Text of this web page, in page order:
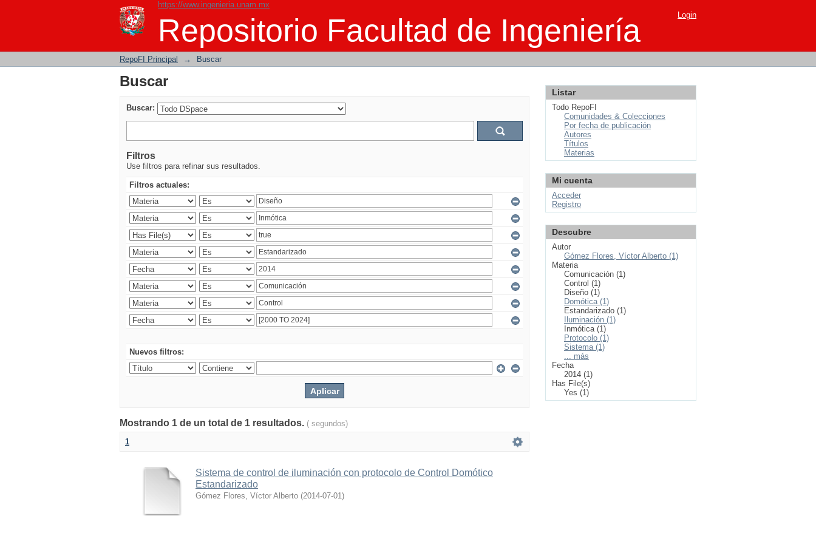
https://www.ingenieria.unam.mx
Repositorio Facultad de Ingeniería
Buscar Login
RepoFI Principal → Buscar
Buscar
Buscar:
Filtros
Use filtros para refinar sus resultados.
Filtros actuales:
Nuevos filtros:
Mostrando 1 de un total de 1 resultados. ( segundos)
1
Sistema de control de iluminación con protocolo de Control Domótico
Estandarizado
Gómez Flores, Víctor Alberto (2014-07-01)
Listar
Todo RepoFI
Comunidades & Colecciones
Por fecha de publicación
Autores
Títulos
Materias
Mi cuenta
Acceder
Registro
Descubre
Autor
Gómez Flores, Víctor Alberto (1)
Materia
Comunicación (1)
Control (1)
Diseño (1)
Domótica (1)
Estandarizado (1)
Iluminación (1)
Inmótica (1)
Protocolo (1)
Sistema (1)
... más
Fecha
2014 (1)
Has File(s)
Yes (1)